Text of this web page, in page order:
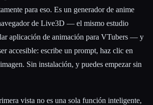
para eso. Es un generador de anime
de Live3D — el mismo estudio
aplicación de animación para VTubers — y
accesible: escribe un prompt, haz clic en
Sin instalación, y puedes empezar sin
vista no es una sola función inteligente,